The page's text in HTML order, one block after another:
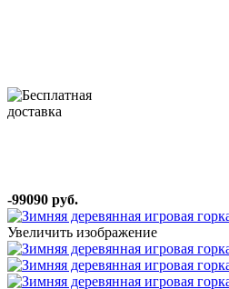
-99090 руб.
Увеличить изображение